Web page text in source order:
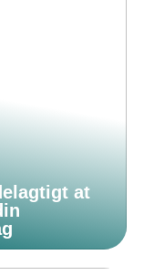
at